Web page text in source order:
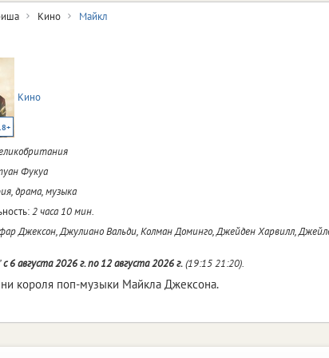
Кино Майкл
Кино
Фукуа
драма, музыка
2 часа 10 мин.
Джексон, Джулиано Вальди, Колман Доминго, Джейден Харвилл,
c 6 августа 2026 г. по 12 августа 2026 г.(19:15 21:20).
короля поп-музыки Майкла Джексона.